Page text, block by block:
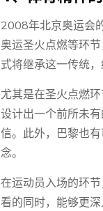
2008年北京奥运会
奥运圣火点燃等环
式将继承这一传统
尤其是在圣火点燃
设计出一个前所未
信。此外，巴黎也
念。
在运动员入场的环
看的同时，能够更